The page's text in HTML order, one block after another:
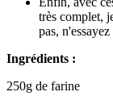
très complet,
pas,
Ingrédients :
250g de farine